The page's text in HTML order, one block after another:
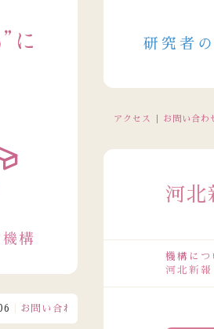
研究者
アクセス お問い合わ
河北
機構につ
河北新
お問い合わせ窓口電話受付の休止につい